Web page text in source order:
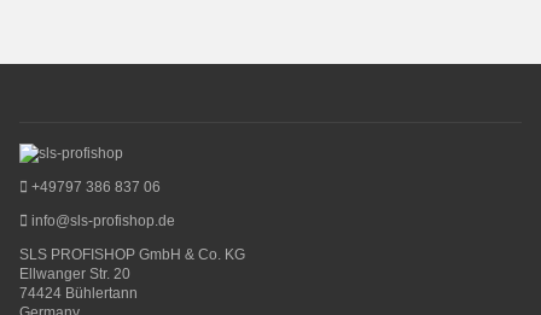
+49797 386 837 06
info@sls-profishop.de
SLS PROFISHOP GmbH & Co. KG
Ellwanger Str. 20
74424 Bühlertann